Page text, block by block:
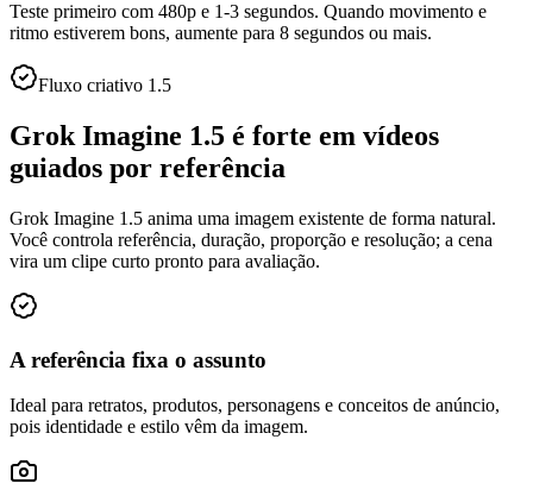
Teste primeiro com 480p e 1-3 segundos. Quando movimento e
ritmo estiverem bons, aumente para 8 segundos ou mais.
Fluxo criativo 1.5
Grok Imagine 1.5 é forte em vídeos
guiados por referência
Grok Imagine 1.5 anima uma imagem existente de forma natural.
Você controla referência, duração, proporção e resolução; a cena
vira um clipe curto pronto para avaliação.
A referência fixa o assunto
Ideal para retratos, produtos, personagens e conceitos de anúncio,
pois identidade e estilo vêm da imagem.